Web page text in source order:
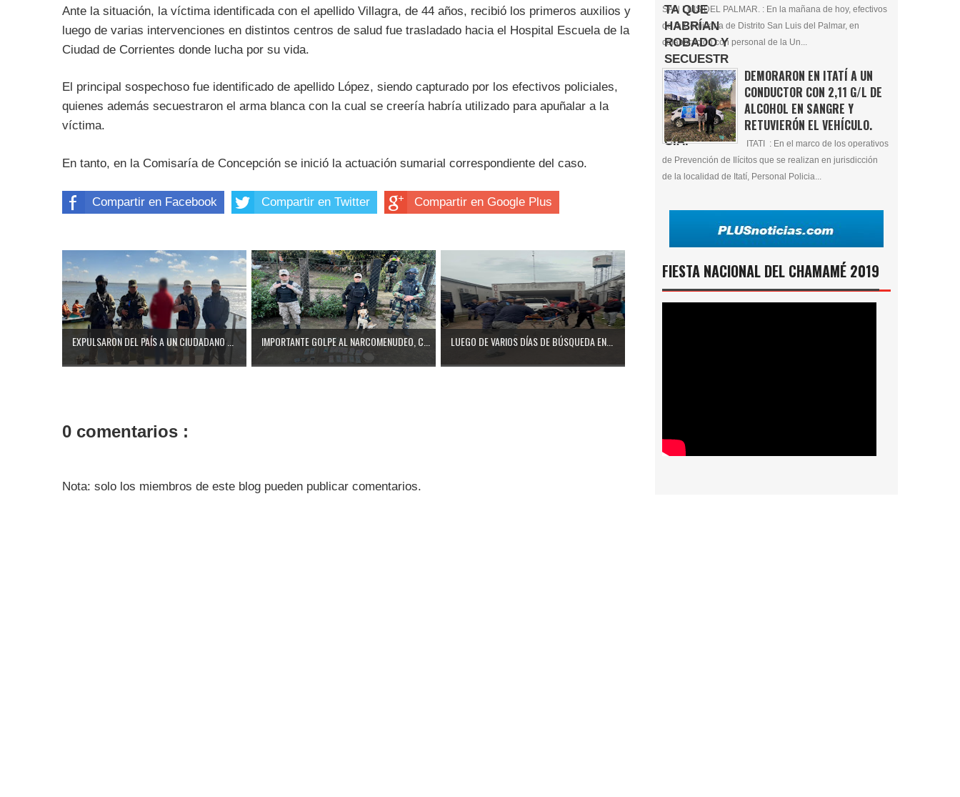
Ante la situación, la víctima identificada con el apellido Villagra, de 44 años, recibió los primeros auxilios y
luego de varias intervenciones en distintos centros de salud fue trasladado hacia el Hospital Escuela de la
Ciudad de Corrientes donde lucha por su vida.
El principal sospechoso fue identificado de apellido López, siendo capturado por los efectivos policiales,
quienes además secuestraron el arma blanca con la cual se creería habría utilizado para apuñalar a la
víctima.
En tanto, en la Comisaría de Concepción se inició la actuación sumarial correspondiente del caso.
Compartir en Facebook Compartir en Twitter Compartir en Google Plus
EXPULSARON DEL PAÍS A UN CIUDADANO ... IMPORTANTE GOLPE AL NARCOMENUDEO, C... LUEGO DE VARIOS DÍAS DE BÚSQUEDA EN...
0 comentarios :
Nota: solo los miembros de este blog pueden publicar comentarios.
SAN LUIS DEL PALMAR. : En la mañana de hoy, efectivos
de la Comisaría de Distrito San Luis del Palmar, en
colaboración con personal de la Un...
DEMORARON EN ITATÍ A UN
CONDUCTOR CON 2,11 G/L DE
ALCOHOL EN SANGRE Y
RETUVIERÓN EL VEHÍCULO.
ITATI : En el marco de los operativos
de Prevención de Ilícitos que se realizan en jurisdicción
de la localidad de Itatí, Personal Policia...
FIESTA NACIONAL DEL CHAMAMÉ 2019